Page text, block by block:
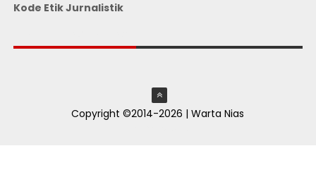
Kode Etik Jurnalistik
Copyright ©2014-2026 | Warta Nias